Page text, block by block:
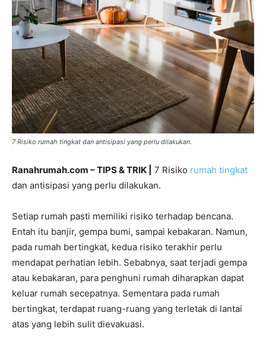
7 Risiko rumah tingkat dan antisipasi yang perlu dilakukan.
Ranahrumah.com – TIPS & TRIK | 7 Risiko rumah tingkat
dan antisipasi yang perlu dilakukan.
Setiap rumah pasti memiliki risiko terhadap bencana.
Entah itu banjir, gempa bumi, sampai kebakaran. Namun,
pada rumah bertingkat, kedua risiko terakhir perlu
mendapat perhatian lebih. Sebabnya, saat terjadi gempa
atau kebakaran, para penghuni rumah diharapkan dapat
keluar rumah secepatnya. Sementara pada rumah
bertingkat, terdapat ruang-ruang yang terletak di lantai
atas yang lebih sulit dievakuasi.